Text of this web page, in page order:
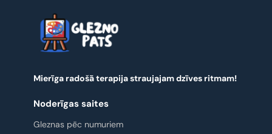
Mierīga radošā terapija straujajam dzīves ritmam!
Noderīgas saites
Gleznas pēc numuriem